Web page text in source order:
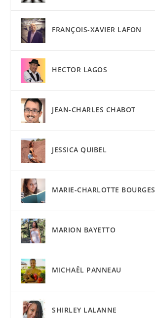
FRANÇOIS-XAVIER LAFON
HECTOR LAGOS
JEAN-CHARLES CHABOT
JESSICA QUIBEL
MARIE-CHARLOTTE BOURGES
MARION BAYETTO
MICHAËL PANNEAU
SHIRLEY LALANNE